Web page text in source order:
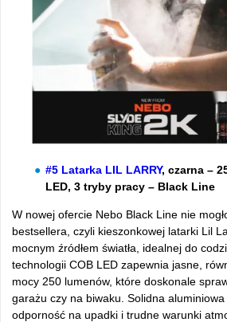
#5 Latarka LIL LARRY, czarna –
LED, 3 tryby pracy – Black Line
W nowej ofercie Nebo Black Line nie
bestsellera, czyli kieszonkowej latarki Lil
mocnym źródłem światła, idealnej do
technologii COB LED zapewnia jasne,
mocy 250 lumenów, które doskonale
garażu czy na biwaku. Solidna
odporność na upadki i trudne warunki